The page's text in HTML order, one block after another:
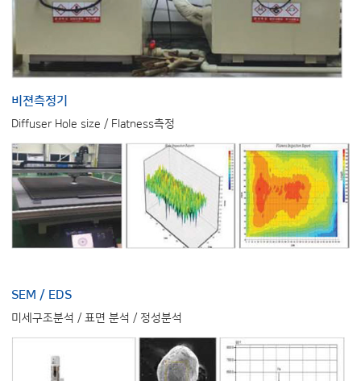
비젼측정기
Diffuser Hole size / Flatness측정
SEM / EDS
미세구조분석 / 표면 분석 / 정성분석